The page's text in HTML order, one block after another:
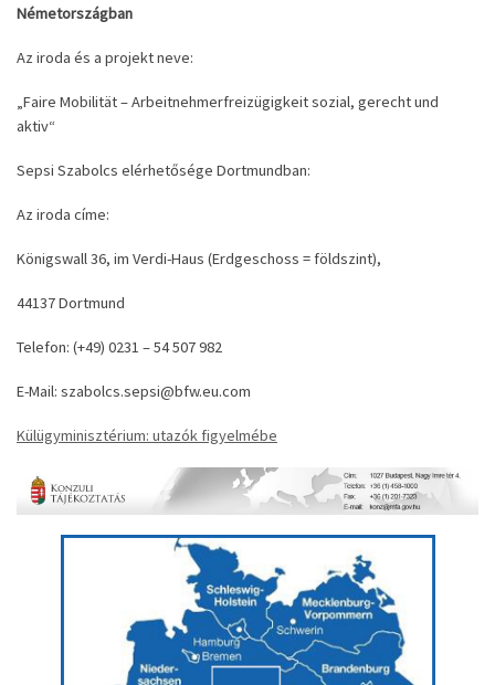
Németországban
Az iroda és a projekt neve:
„Faire Mobilität – Arbeitnehmerfreizügigkeit sozial, gerecht und
aktiv“
Sepsi Szabolcs elérhetősége Dortmundban:
Az iroda címe:
Königswall 36, im Verdi-Haus (Erdgeschoss = földszint),
44137 Dortmund
Telefon: (+49) 0231 – 54 507 982
E-Mail: szabolcs.sepsi@bfw.eu.com
Külügyminisztérium: utazók figyelmébe